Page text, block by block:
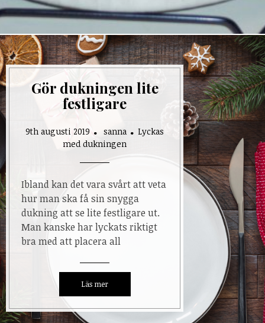
Gör dukningen lite
festligare
9th augusti 2019 sanna
Lyckas
med dukningen
Ibland kan det vara svårt att veta
hur man ska få sin snygga
dukning att se lite festligare ut.
Man kanske har lyckats riktigt
bra med att placera all